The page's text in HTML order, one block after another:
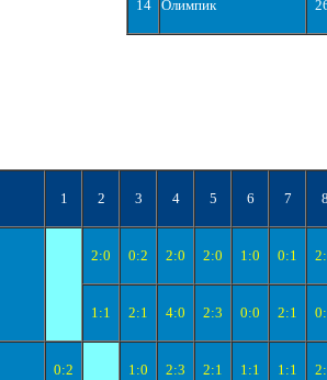
14 Олимпик
1 2 3 4 5 6 7 8
2:0 0:2 2:0 2:0 1:0 0:1
1:1
2:1 4:0 2:3 0:0 2:1
0:2 1:0 2:3 2:1 1:1 1:1